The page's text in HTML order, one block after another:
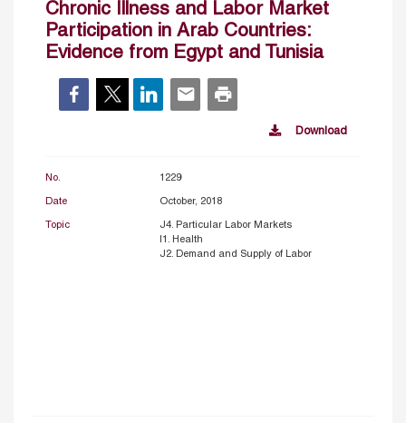
Chronic Illness and Labor Market
Participation in Arab Countries:
Evidence from Egypt and Tunisia
Download
No. 1229
Date October, 2018
Topic
J4. Particular Labor Markets
I1. Health
J2. Demand and Supply of Labor